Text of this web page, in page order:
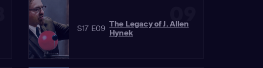
09
S17 E09 The Legacy of J. Allen
Hynek